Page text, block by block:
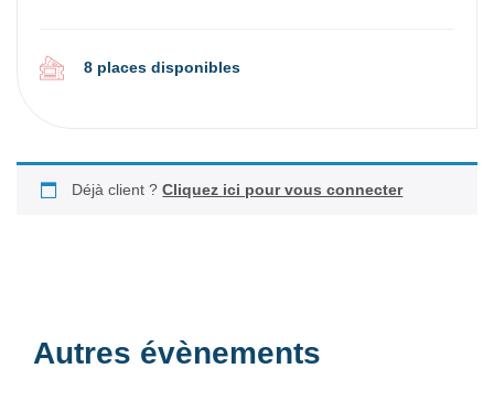
8 places disponibles
Déjà client ?Cliquez ici pour vous connecter
Autres évènements